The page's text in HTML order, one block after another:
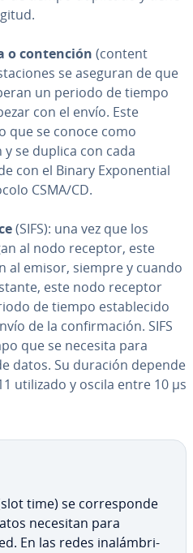
o co­n­te­n­ción (content
se aseguran de que
un periodo de tiempo
con el envío. Este
que se conoce como
se duplica con cada
con el Binary Ex­po­ne­n­tial
CSMA/CD.
(SIFS): una vez que los
al nodo receptor, este
al emisor, siempre y cuando
este nodo receptor
de tiempo es­ta­ble­ci­do
de la co­n­fi­r­ma­ción. SIFS
que se necesita para
datos. Su duración depende
utilizado y oscila entre 10 µs
time) se co­rre­s­po­n­de
necesitan para
En las redes in­alá­m­bri­